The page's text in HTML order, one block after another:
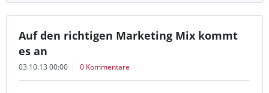
Auf den richtigen Marketing Mix kommt
es an
03.10.13 00:00 0 Kommentare